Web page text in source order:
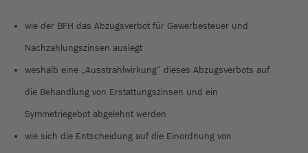
wie der BFH das Abzugsverbot für Gewerbesteuer und
Nachzahlungszinsen auslegt
weshalb eine „Ausstrahlwirkung“ dieses Abzugsverbots auf
die Behandlung von Erstattungszinsen und ein
Symmetriegebot abgelehnt werden
wie sich die Entscheidung auf die Einordnung von